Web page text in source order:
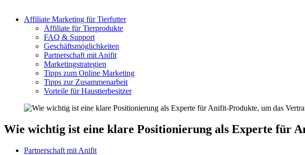
Affiliate Marketing für Tierfutter
Affiliate für Tierprodukte
FAQ & Support
Geschäftsmöglichkeiten
Partnerschaft mit Anifit
Marketingstrategien
Tipps zum Online Marketing
Tipps zur Zusammenarbeit
Vorteile für Haustierbesitzer
Wie wichtig ist eine klare Positionierung als Experte für
Partnerschaft mit Anifit